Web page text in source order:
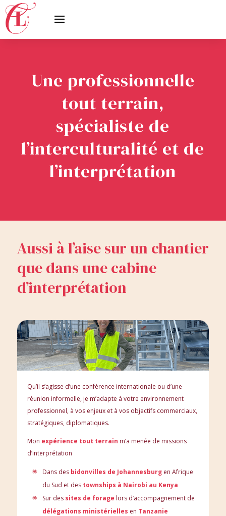
Une professionnelle
tout terrain,
spécialiste de
l’interculturalité et de
l’interprétation
Aussi à l’aise sur un chantier
que dans une cabine
d’interprétation
Qu’il s’agisse d’une conférence internationale ou d’une
réunion informelle, je m’adapte à votre environnement
professionnel, à vos enjeux et à vos objectifs commerciaux,
stratégiques, diplomatiques.
Mon expérience tout terrain m’a menée de missions
d’interprétation
Dans des bidonvilles de Johannesburgen Afrique
du Sud et des townships à Nairobi au Kenya
Sur des sites de forage lors d’accompagnement de
délégations ministérielles en Tanzanie